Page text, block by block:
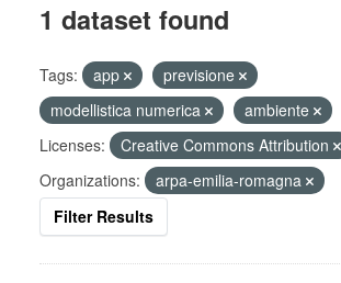
1 dataset found
Tags: app
previsione
modellistica numerica
ambiente
Licenses:
Creative Commons Attribution
Organizations:
arpa-emilia-romagna
Filter Results